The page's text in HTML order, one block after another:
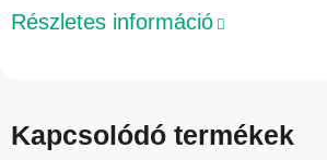
Részletes információ
Kapcsolódó termékek